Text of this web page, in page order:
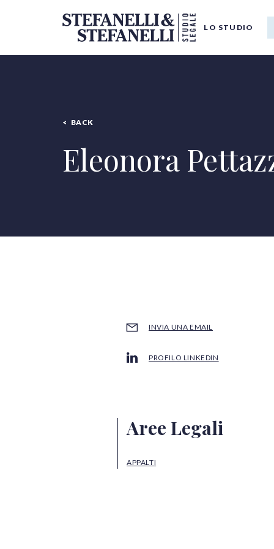
LO STUDIO
BACK
Eleonora
INVIA UNA EMAIL
PROFILO LINKEDIN
Aree Legali
APPALTI